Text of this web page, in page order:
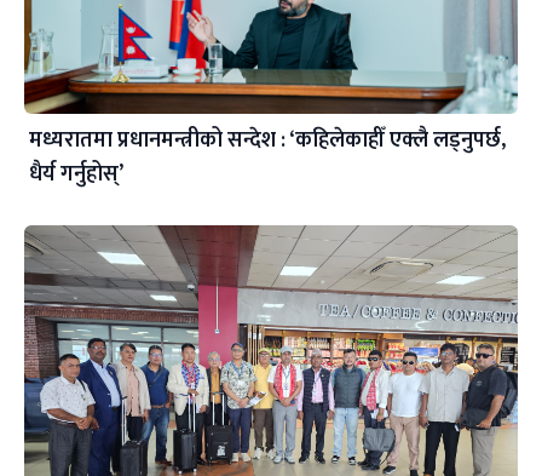
मध्यरातमा प्रधानमन्त्रीको सन्देश : ‘कहिलेकाहीँ एक्लै लड्नुपर्छ,
धैर्य गर्नुहोस्’